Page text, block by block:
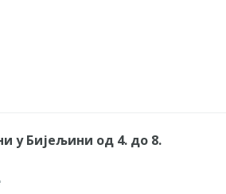
у Бијељини од 4. до 8.